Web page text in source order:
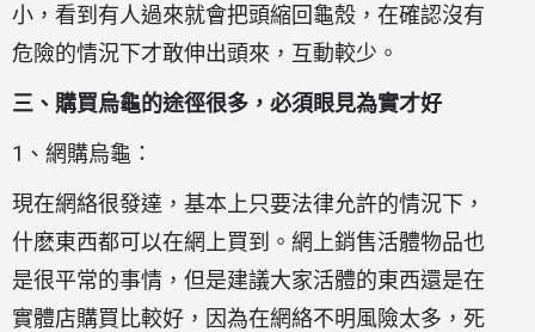
小，看到有人過來就會把頭縮回龜殼，在確認沒有
危險的情況下才敢伸出頭來，互動較少。
三、購買烏龜的途徑很多，必須眼見為實才好
1、網購烏龜：
現在網絡很發達，基本上只要法律允許的情況下，
什麽東西都可以在網上買到。網上銷售活體物品也
是很平常的事情，但是建議大家活體的東西還是在
實體店購買比較好，因為在網絡不明風險太多，死